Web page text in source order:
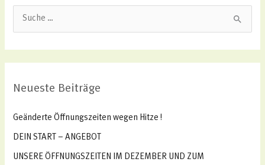
e
a
c
Neueste Beiträge
Geänderte Öffnungszeiten wegen Hitze !
DEIN START – ANGEBOT
UNSERE ÖFFNUNGSZEITEN IM DEZEMBER UND ZUM